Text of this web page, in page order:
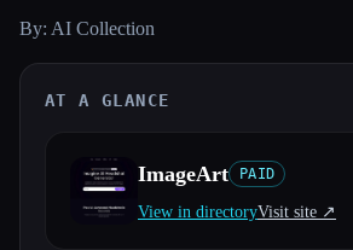
Блог
Все категории
By: AI Collection
AT A GLANCE
ImageArt PAID
View in directoryVisit site ↗︎